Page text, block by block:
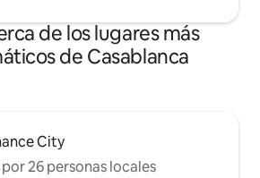
de los lugares más
de Casablanca
City
26 personas locales